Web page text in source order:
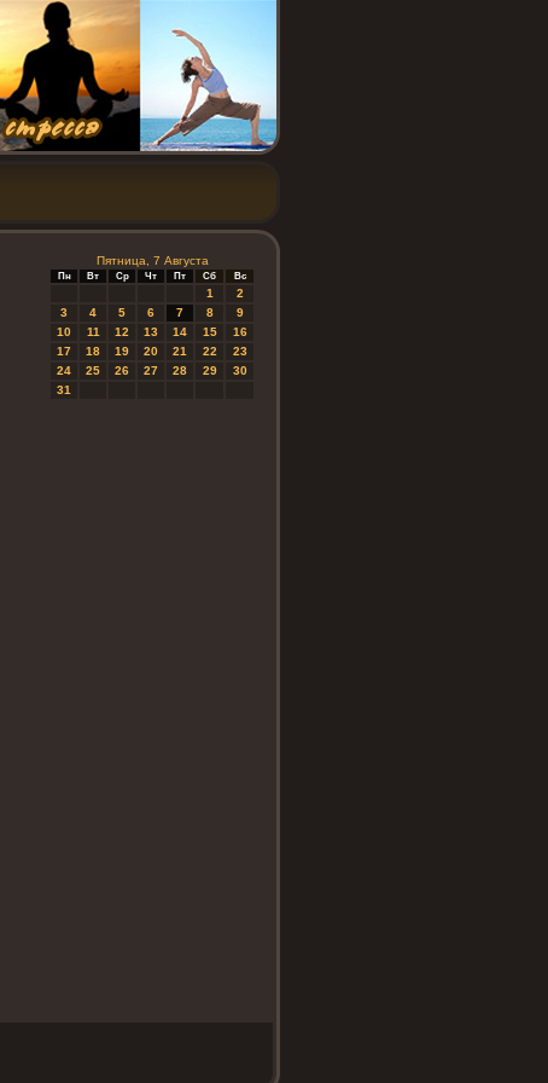
Пятница, 7 Августа
Пн Вт Ср Чт Пт Сб Вс
1
2
3
4 5 6 7 8
9
10
11 12 13 14 15
16
17
18 19 20 21 22
23
24
25 26 27 28 29
30
31